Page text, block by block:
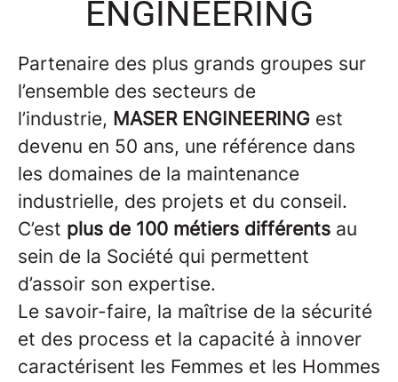
ENGINEERING
Partenaire des plus grands groupes sur
l’ensemble des secteurs de
l’industrie, MASER ENGINEERING est
devenu en 50 ans, une référence dans
les domaines de la maintenance
industrielle, des projets et du conseil.
C’est plus de 100 métiers différents au
sein de la Société qui permettent
d’assoir son expertise.
Le savoir-faire, la maîtrise de la sécurité
et des process et la capacité à innover
caractérisent les Femmes et les Hommes